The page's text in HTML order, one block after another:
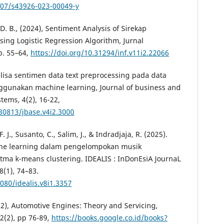
s43926-023-00049-y
B., (2024), Sentiment Analysis of Sirekap
Logistic Regression Algorithm, Jurnal
55–64, https://doi.org/10.31294/inf.v11i2.22066
sentimen data text preprocessing pada data
machine learning, Journal of business and
4(2), 16-22,
jbase.v4i2.3000
J., Susanto, C., Salim, J., & Indradjaja, R. (2025).
learning dalam pengelompokan musik
k-means clustering. IDEALIS : InDonEsiA JournaL
74–83.
idealis.v8i1.3357
Automotive Engines: Theory and Servicing,
pp 76-89, https://books.google.co.id/books?